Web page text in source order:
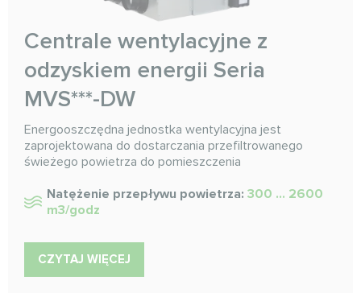
Centrale wentylacyjne z
odzyskiem energii Seria
MVS***-DW
Energooszczędna jednostka wentylacyjna jest
zaprojektowana do dostarczania przefiltrowanego
świeżego powietrza do pomieszczenia
Natężenie przepływu powietrza: 300 ... 2600
m3/godz
CZYTAJ WIĘCEJ